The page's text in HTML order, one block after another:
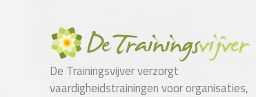
De Trainingsvijver verzorgt
vaardigheidstrainingen voor organisaties,